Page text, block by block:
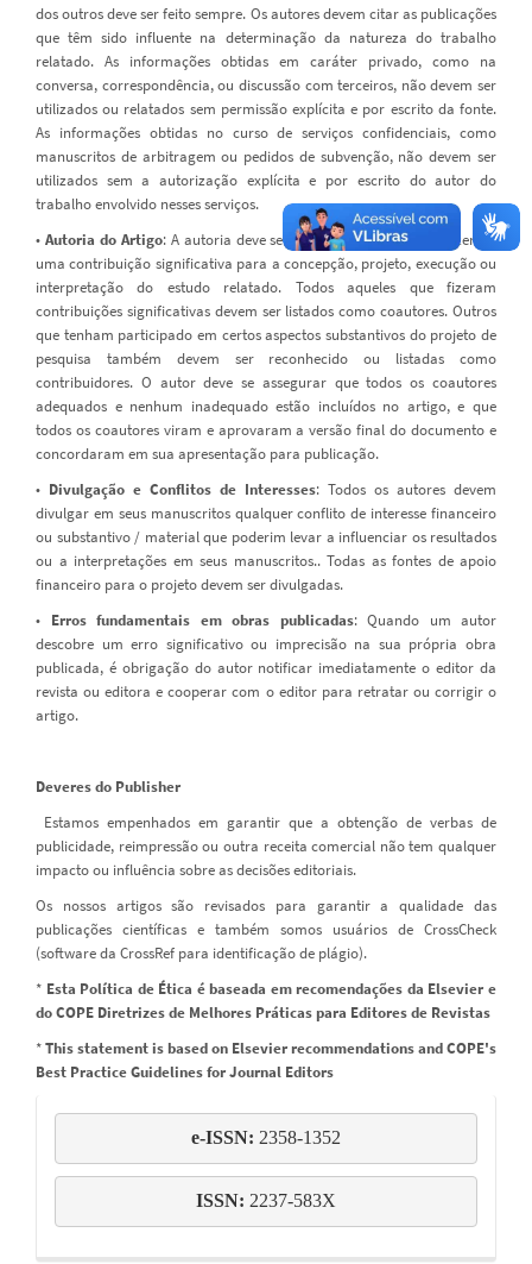
dos outros deve ser feito sempre. Os autores devem citar as publicações
que têm sido influente na determinação da natureza do trabalho
relatado. As informações obtidas em caráter privado, como na
conversa, correspondência, ou discussão com terceiros, não devem ser
utilizados ou relatados sem permissão explícita e por escrito da fonte.
As informações obtidas no curso de serviços confidenciais, como
manuscritos de arbitragem ou pedidos de subvenção, não devem ser
utilizados sem a autorização explícita e por escrito do autor do
trabalho envolvido nesses serviços.
• Autoria do Artigo: A autoria deve ser limitada a aqueles que fizeram
uma contribuição significativa para a concepção, projeto, execução ou
interpretação do estudo relatado. Todos aqueles que fizeram
contribuições significativas devem ser listados como coautores. Outros
que tenham participado em certos aspectos substantivos do projeto de
pesquisa também devem ser reconhecido ou listadas como
contribuidores. O autor deve se assegurar que todos os coautores
adequados e nenhum inadequado estão incluídos no artigo, e que
todos os coautores viram e aprovaram a versão final do documento e
concordaram em sua apresentação para publicação.
• Divulgação e Conflitos de Interesses: Todos os autores devem
divulgar em seus manuscritos qualquer conflito de interesse financeiro
ou substantivo / material que poderim levar a influenciar os resultados
ou a interpretações em seus manuscritos.. Todas as fontes de apoio
financeiro para o projeto devem ser divulgadas.
• Erros fundamentais em obras publicadas: Quando um autor
descobre um erro significativo ou imprecisão na sua própria obra
publicada, é obrigação do autor notificar imediatamente o editor da
revista ou editora e cooperar com o editor para retratar ou corrigir o
artigo.
Deveres do Publisher
Estamos empenhados em garantir que a obtenção de verbas de
publicidade, reimpressão ou outra receita comercial não tem qualquer
impacto ou influência sobre as decisões editoriais.
Os nossos artigos são revisados para garantir a qualidade das
publicações científicas e também somos usuários de CrossCheck
(software da CrossRef para identificação de plágio).
* Esta Política de Ética é baseada em recomendações da Elsevier e
do COPE Diretrizes de Melhores Práticas para Editores de Revistas
*This statement is based on Elsevier recommendations and COPE's
Best Practice Guidelines for Journal Editors
e-
issn
e-ISSN: 2358-1352
ISSN: 2237-583X